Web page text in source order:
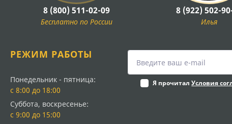
8 (800) 511-02-09
Бесплатно по России
8 (922) 502-
Илья
РЕЖИМ РАБОТЫ
Понедельник - пятница:
с 8:00 до 18:00
Суббота, воскресенье:
с 9:00 до 15:00
Я прочиталУсловия